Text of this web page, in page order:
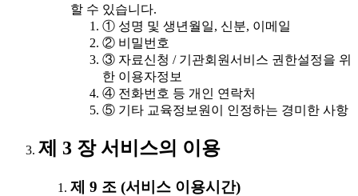
할 수 있습니다.
① 성명 및 생년월일, 신분, 이메일
② 비밀번호
③ 자료신청 / 기관회원서비스 권한설정을 위
한 이용자정보
④ 전화번호 등 개인 연락처
⑤ 기타 교육정보원이 인정하는 경미한 사항
제 3 장 서비스의 이용
제 9 조 (서비스 이용시간)